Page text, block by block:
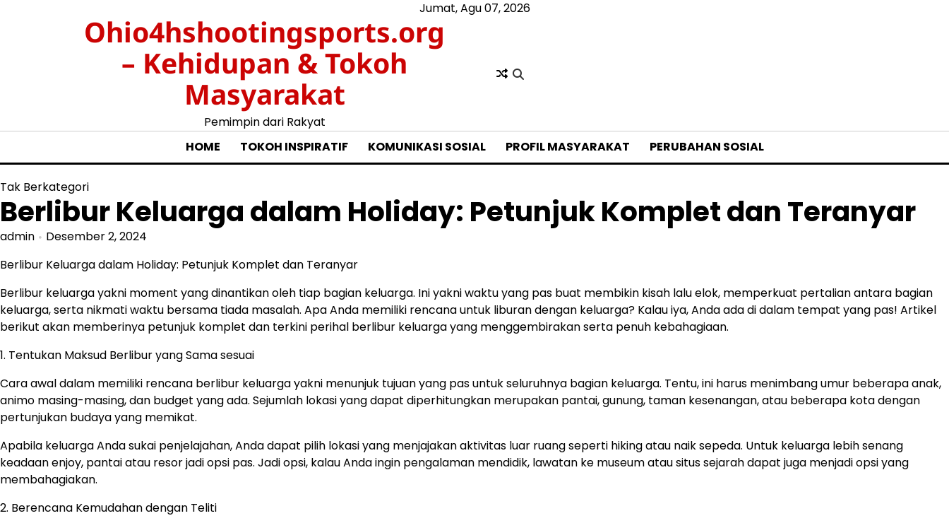
Jumat, Agu 07, 2026
Ohio4hshootingsports.org
– Kehidupan & Tokoh
Masyarakat
Pemimpin dari Rakyat
HOME
TOKOH INSPIRATIF KOMUNIKASI SOSIAL PROFIL MASYARAKAT PERUBAHAN SOSIAL
Tak Berkategori
Berlibur Keluarga dalam Holiday: Petunjuk Komplet dan Teranyar
admin
Desember 2, 2024
Berlibur Keluarga dalam Holiday: Petunjuk Komplet dan Teranyar
Berlibur keluarga yakni moment yang dinantikan oleh tiap bagian keluarga. Ini yakni waktu yang pas buat membikin kisah lalu elok, memperkuat pertalian antara bagian
keluarga, serta nikmati waktu bersama tiada masalah. Apa Anda memiliki rencana untuk liburan dengan keluarga? Kalau iya, Anda ada di dalam tempat yang pas! Artikel
berikut akan memberinya petunjuk komplet dan terkini perihal berlibur keluarga yang menggembirakan serta penuh kebahagiaan.
1. Tentukan Maksud Berlibur yang Sama sesuai
Cara awal dalam memiliki rencana berlibur keluarga yakni menunjuk tujuan yang pas untuk seluruhnya bagian keluarga. Tentu, ini harus menimbang umur beberapa anak,
animo masing-masing, dan budget yang ada. Sejumlah lokasi yang dapat diperhitungkan merupakan pantai, gunung, taman kesenangan, atau beberapa kota dengan
pertunjukan budaya yang memikat.
Apabila keluarga Anda sukai penjelajahan, Anda dapat pilih lokasi yang menjajakan aktivitas luar ruang seperti hiking atau naik sepeda. Untuk keluarga lebih senang
keadaan enjoy, pantai atau resor jadi opsi pas. Jadi opsi, kalau Anda ingin pengalaman mendidik, lawatan ke museum atau situs sejarah dapat juga menjadi opsi yang
membahagiakan.
2. Berencana Kemudahan dengan Teliti